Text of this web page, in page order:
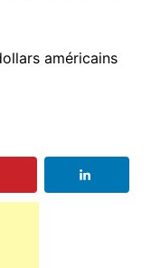
américains